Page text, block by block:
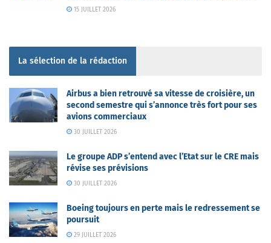
15 JUILLET 2026
La sélection de la rédaction
Airbus a bien retrouvé sa vitesse de croisière, un
second semestre qui s’annonce très fort pour ses
avions commerciaux
30 JUILLET 2026
Le groupe ADP s’entend avec l’Etat sur le CRE mais
révise ses prévisions
30 JUILLET 2026
Boeing toujours en perte mais le redressement se
poursuit
29 JUILLET 2026